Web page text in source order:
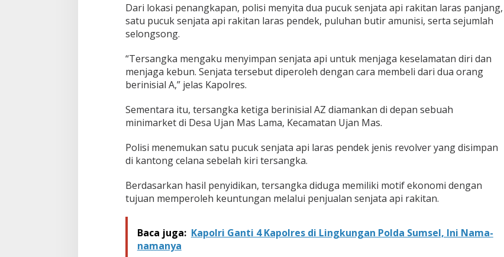
Dari lokasi penangkapan, polisi menyita dua pucuk senjata api rakitan laras panjang,
satu pucuk senjata api rakitan laras pendek, puluhan butir amunisi, serta sejumlah
selongsong.
“Tersangka mengaku menyimpan senjata api untuk menjaga keselamatan diri dan
menjaga kebun. Senjata tersebut diperoleh dengan cara membeli dari dua orang
berinisial A,” jelas Kapolres.
Sementara itu, tersangka ketiga berinisial AZ diamankan di depan sebuah
minimarket di Desa Ujan Mas Lama, Kecamatan Ujan Mas.
Polisi menemukan satu pucuk senjata api laras pendek jenis revolver yang disimpan
di kantong celana sebelah kiri tersangka.
Berdasarkan hasil penyidikan, tersangka diduga memiliki motif ekonomi dengan
tujuan memperoleh keuntungan melalui penjualan senjata api rakitan.
Baca juga: Kapolri Ganti 4 Kapolres di Lingkungan Polda Sumsel, Ini Nama-
namanya